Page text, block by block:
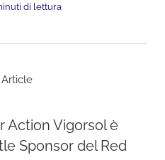
di lettura
Article
Action Vigorsol è
Sponsor del Red